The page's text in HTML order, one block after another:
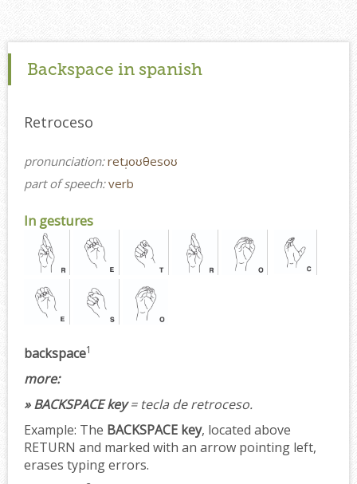
Backspace in spanish
Retroceso
pronunciation:retɹ̩oʊθesoʊ
part of speech:verb
In gestures
backspace1
more:
» BACKSPACE key= tecla de retroceso.
Example: The BACKSPACE key, located above
RETURN and marked with an arrow pointing left,
erases typing errors.